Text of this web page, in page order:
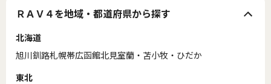
ＲＡＶ４を地域・都道府県から探す
北海道
旭川釧路札幌帯広函館北見室蘭・苫小牧・ひだか
東北